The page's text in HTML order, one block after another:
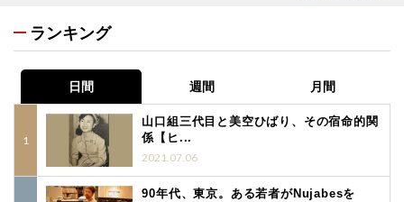
ランキング
日間 週間 月間
山口組三代目と美空ひばり、その宿命的関
係【ヒ...
2021.07.06
90年代、東京。ある若者がNujabesを